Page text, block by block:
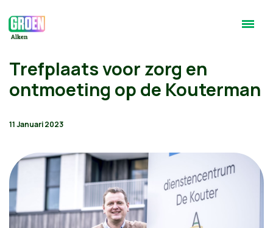
Trefplaats voor zorg en
ontmoeting op de Kouterman
11 Januari 2023